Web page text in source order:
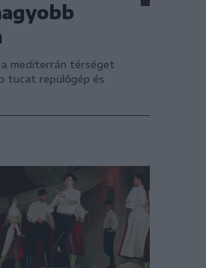
mediterrán térséget
tucat repülőgép és